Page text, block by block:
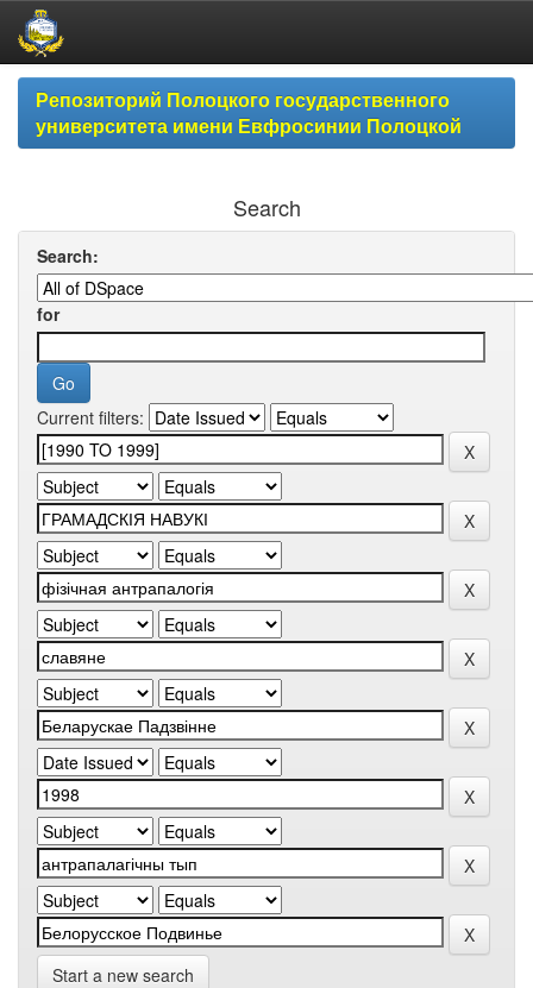
Skip
navigationРепозиторий Полоцкого государственного
университета имени Евфросинии Полоцкой
Search
Search:
for
Current filters:
Start a new search